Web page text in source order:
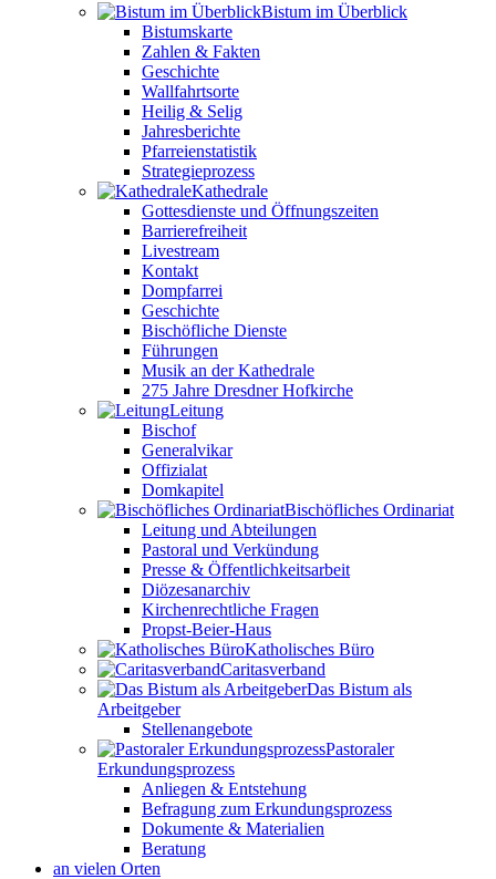
Bistum im Überblick
Bistumskarte
Zahlen & Fakten
Geschichte
Wallfahrtsorte
Heilig & Selig
Jahresberichte
Pfarreienstatistik
Strategieprozess
Kathedrale
Gottesdienste und Öffnungszeiten
Barrierefreiheit
Livestream
Kontakt
Dompfarrei
Geschichte
Bischöfliche Dienste
Führungen
Musik an der Kathedrale
275 Jahre Dresdner Hofkirche
Leitung
Bischof
Generalvikar
Offizialat
Domkapitel
Bischöfliches Ordinariat
Leitung und Abteilungen
Pastoral und Verkündung
Presse & Öffentlichkeitsarbeit
Diözesanarchiv
Kirchenrechtliche Fragen
Propst-Beier-Haus
Katholisches Büro
Caritasverband
Das Bistum als
Arbeitgeber
Stellenangebote
Pastoraler
Erkundungsprozess
Anliegen & Entstehung
Befragung zum Erkundungsprozess
Dokumente & Materialien
Beratung
an vielen Orten